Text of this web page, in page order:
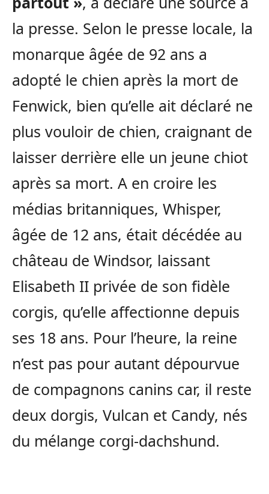
la presse. Selon le presse locale, la
monarque âgée de 92 ans a
adopté le chien après la mort de
Fenwick, bien qu’elle ait déclaré ne
plus vouloir de chien, craignant de
laisser derrière elle un jeune chiot
après sa mort. A en croire les
médias britanniques, Whisper,
âgée de 12 ans, était décédée au
château de Windsor, laissant
Elisabeth II privée de son fidèle
corgis, qu’elle affectionne depuis
ses 18 ans. Pour l’heure, la reine
n’est pas pour autant dépourvue
de compagnons canins car, il reste
deux dorgis, Vulcan et Candy, nés
du mélange corgi-dachshund.